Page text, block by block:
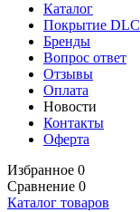
Каталог
Покрытие DLC
Бренды
Вопрос ответ
Отзывы
Оплата
Новости
Контакты
Оферта
Избранное 0
Сравнение 0
Каталог товаров